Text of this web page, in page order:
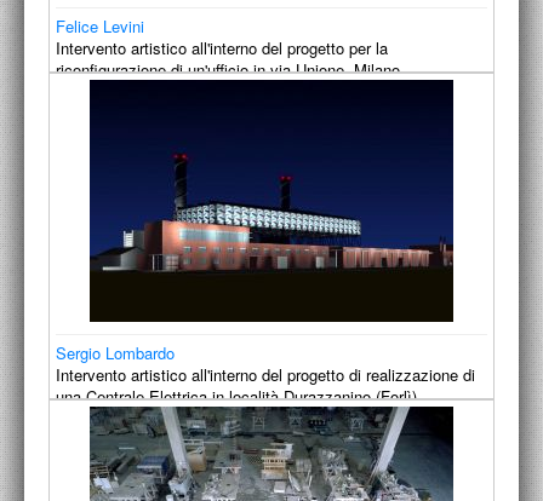
Felice Levini
Intervento artistico all'interno del progetto per la
riconfigurazione di un'ufficio in via Unione, Milano.
Sergio Lombardo
Intervento artistico all'interno del progetto di realizzazione di
una Centrale Elettrica in località Durazzanino (Forlì)